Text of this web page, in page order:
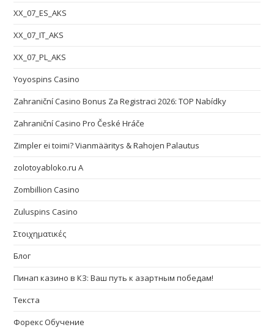
XX_07_ES_AKS
XX_07_IT_AKS
XX_07_PL_AKS
Yoyospins Casino
Zahraniční Casino Bonus Za Registraci 2026: TOP Nabídky
Zahraniční Casino Pro České Hráče
Zimpler ei toimi? Vianmääritys & Rahojen Palautus
zolotoyabloko.ru A
Zombillion Casino
Zuluspins Casino
Στοιχηματικές
Блог
Пинап казино в КЗ: Ваш путь к азартным победам!
Текста
Форекс Обучение